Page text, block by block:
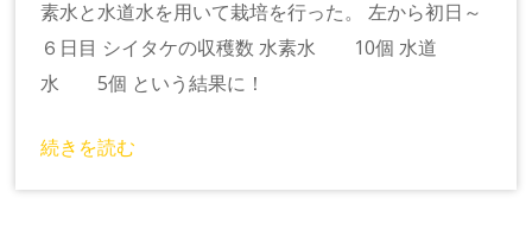
素水と水道水を用いて栽培を行った。 左から初日～
６日目 シイタケの収穫数 水素水 10個 水道
水 5個 という結果に！
続きを読む